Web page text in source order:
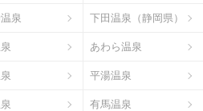
泉 下田温泉（静岡県）
あわら温泉
平湯温泉
有馬温泉